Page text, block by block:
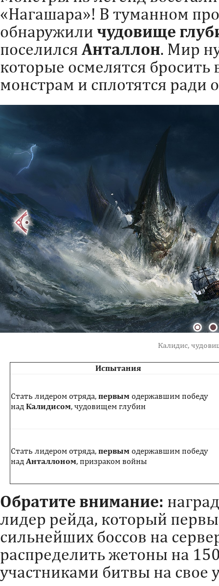
«Нагашара»! В туманном
обнаружили чудовище
поселилсяАнталлон. Мир
которые осмелятся
монстрам и сплотятся ради
Калидис,
Испытания
Стать лидером отряда, первым одержавшим победу
над Калидисом, чудовищем глубин
Стать лидером отряда, первым одержавшим победу
над Анталлоном, призраком войны
Обратите внимание:
лидер рейда, который
сильнейших боссов на
распределить жетоны на
участниками битвы на свое